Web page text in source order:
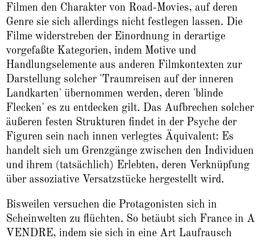
Filmen den Charakter von Road-Movies, auf deren
Genre sie sich allerdings nicht festlegen lassen. Die
Filme widerstreben der Einordnung in derartige
vorgefaßte Kategorien, indem Motive und
Handlungselemente aus anderen Filmkontexten zur
Darstellung solcher 'Traumreisen auf der inneren
Landkarten' übernommen werden, deren 'blinde
Flecken' es zu entdecken gilt. Das Aufbrechen solcher
äußeren festen Strukturen findet in der Psyche der
Figuren sein nach innen verlegtes Äquivalent: Es
handelt sich um Grenzgänge zwischen den Individuen
und ihrem (tatsächlich) Erlebten, deren Verknüpfung
über assoziative Versatzstücke hergestellt wird.
Bisweilen versuchen die Protagonisten sich in
Scheinwelten zu flüchten. So betäubt sich France in A
VENDRE, indem sie sich in eine Art Laufrausch